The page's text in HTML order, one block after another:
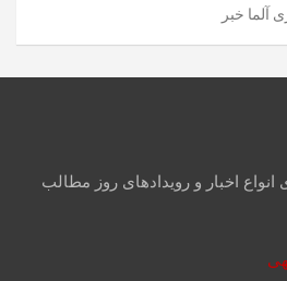
آلما خبر
اخبار و رویدادهای روز مطالب